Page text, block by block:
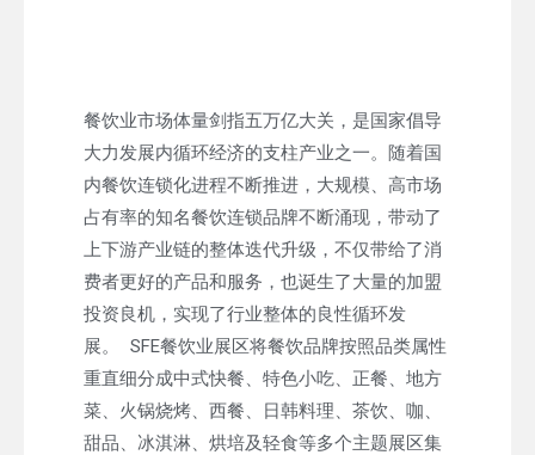
餐饮业市场体量剑指五万亿大关，是国家倡导
大力发展内循环经济的支柱产业之一。随着国
内餐饮连锁化进程不断推进，大规模、高市场
占有率的知名餐饮连锁品牌不断涌现，带动了
上下游产业链的整体迭代升级，不仅带给了消
费者更好的产品和服务，也诞生了大量的加盟
投资良机，实现了行业整体的良性循环发
展。 SFE餐饮业展区将餐饮品牌按照品类属性
重直细分成中式快餐、特色小吃、正餐、地方
菜、火锅烧烤、西餐、日韩料理、茶饮、咖、
甜品、冰淇淋、烘培及轻食等多个主题展区集